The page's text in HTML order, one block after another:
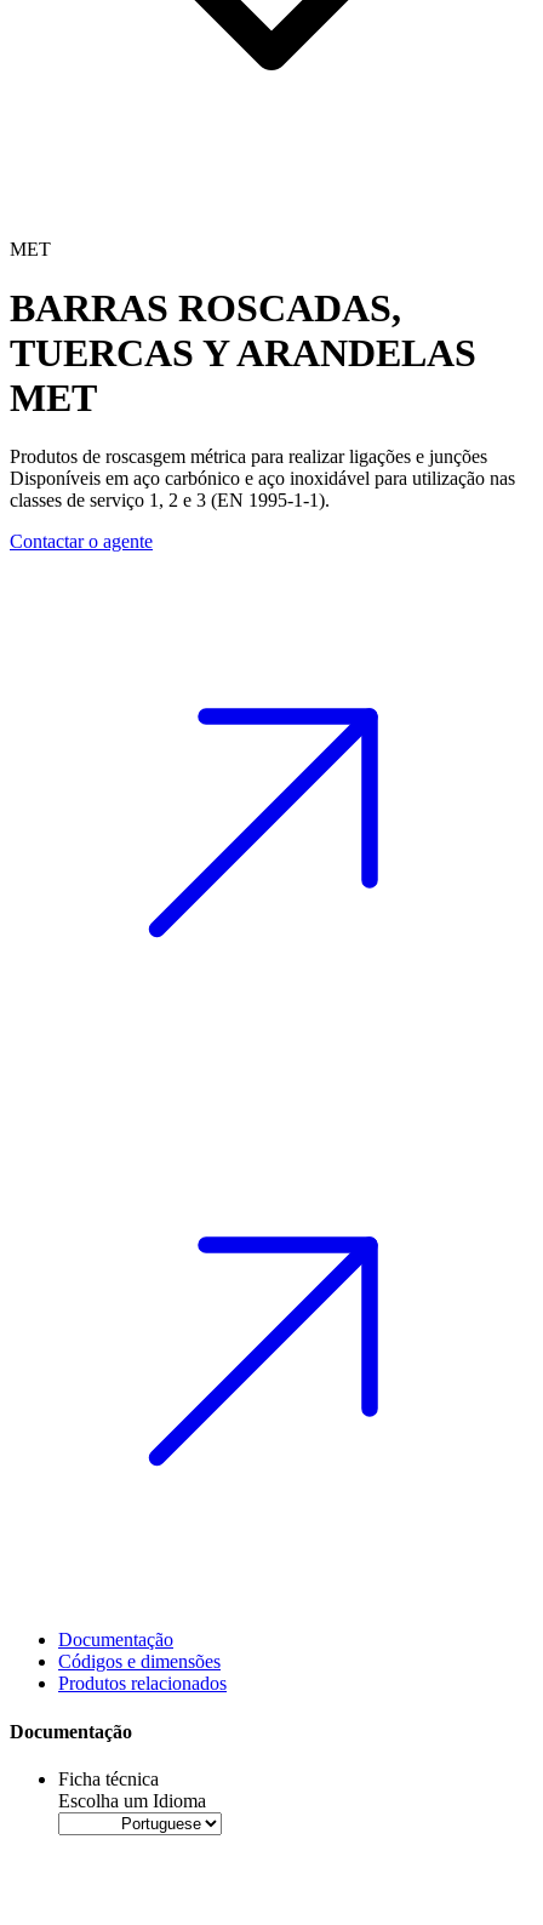
MET
BARRAS ROSCADAS,
TUERCAS Y ARANDELAS
MET
Produtos de roscasgem métrica para realizar ligações e junções
Disponíveis em aço carbónico e aço inoxidável para utilização nas
classes de serviço 1, 2 e 3 (EN 1995-1-1).
Contactar o agente
Documentação
Códigos e dimensões
Produtos relacionados
Documentação
Ficha técnica
Escolha um Idioma